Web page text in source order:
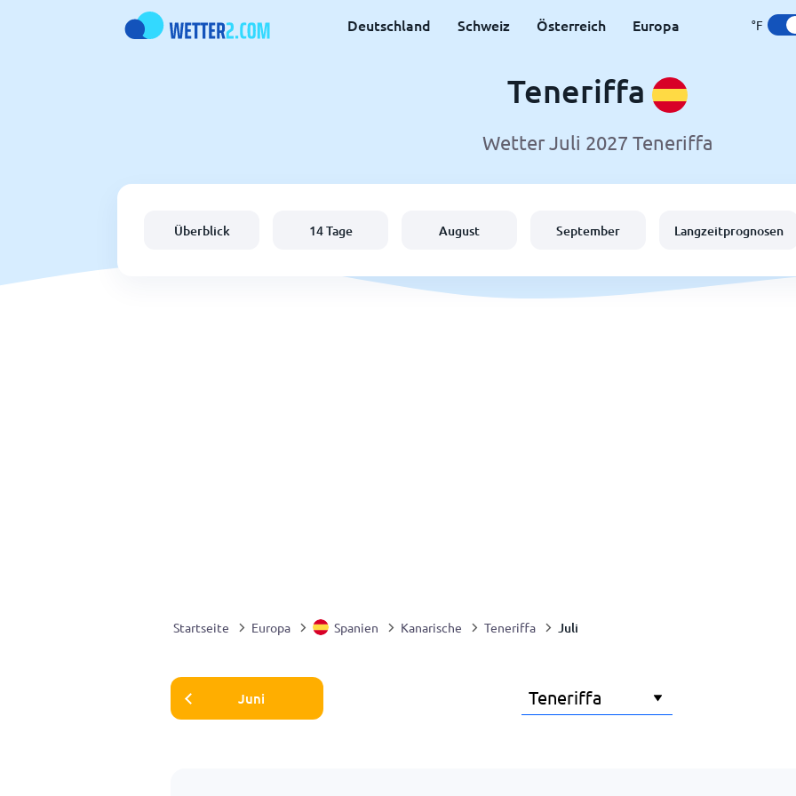
Deutschland Schweiz Österreich Europa °F
Teneriffa
Wetter Juli 2027 Teneriffa
Überblick 14 Tage August September Langzeitprognosen
Startseite Europa Spanien Kanarische Teneriffa Juli
Juni